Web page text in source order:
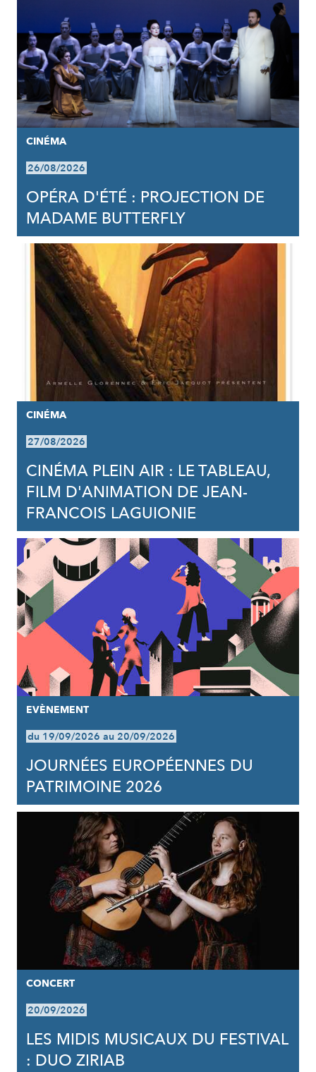
CINÉMA
26/08/2026
OPÉRA D'ÉTÉ : PROJECTION DE
MADAME BUTTERFLY
CINÉMA
27/08/2026
CINÉMA PLEIN AIR : LE TABLEAU,
FILM D'ANIMATION DE JEAN-
FRANCOIS LAGUIONIE
EVÈNEMENT
du 19/09/2026 au 20/09/2026
JOURNÉES EUROPÉENNES DU
PATRIMOINE 2026
CONCERT
20/09/2026
LES MIDIS MUSICAUX DU FESTIVAL
: DUO ZIRIAB